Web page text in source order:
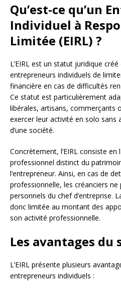
Qu’est-ce qu’un
Individuel à
Limitée (EIRL) ?
L’EIRL est un statut juridique
entrepreneurs individuels de
financière en cas de difficultés
Ce statut est particulièrement
libérales, artisans, commerçants
exercer leur activité en solo sans
d’une société.
Concrètement, l’EIRL consiste
professionnel distinct du
l’entrepreneur. Ainsi, en cas de
professionnelle, les créanciers
personnels du chef d’entreprise.
donc limitée au montant des
son activité professionnelle.
Les avantages du
L’EIRL présente plusieurs
entrepreneurs individuels :